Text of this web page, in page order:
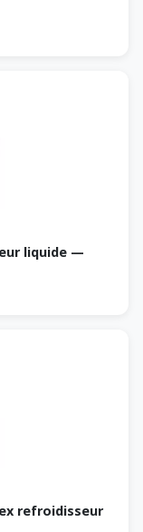
liquide —
refroidisseur